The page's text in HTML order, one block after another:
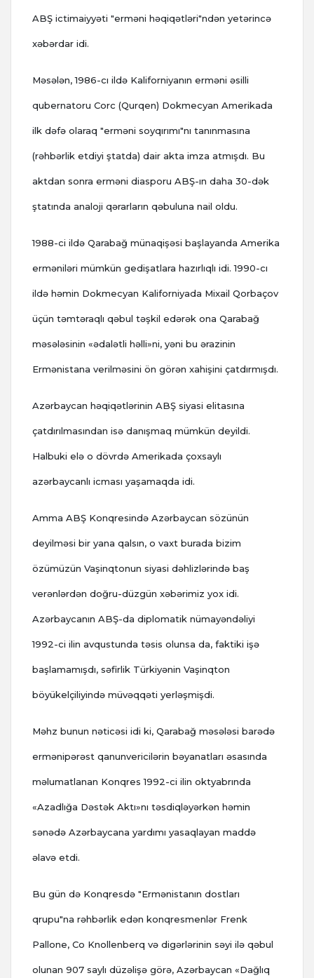
ABŞ ictimaiyyəti "erməni həqiqətləri"ndən yetərincə
xəbərdar idi.
Məsələn, 1986-cı ildə Kaliforniyanın erməni əsilli
qubernatoru Corc (Qurqen) Dokmecyan Amerikada
ilk dəfə olaraq "erməni soyqırımı"nı tanınmasına
(rəhbərlik etdiyi ştatda) dair akta imza atmışdı. Bu
aktdan sonra erməni diasporu ABŞ-ın daha 30-dək
ştatında analoji qərarların qəbuluna nail oldu.
1988-ci ildə Qarabağ münaqişəsi başlayanda Amerika
erməniləri mümkün gedişatlara hazırlıqlı idi. 1990-cı
ildə həmin Dokmecyan Kaliforniyada Mixail Qorbaçov
üçün təmtəraqlı qəbul təşkil edərək ona Qarabağ
məsələsinin «ədalətli həlli»ni, yəni bu ərazinin
Ermənistana verilməsini ön görən xahişini çatdırmışdı.
Azərbaycan həqiqətlərinin ABŞ siyasi elitasına
çatdırılmasından isə danışmaq mümkün deyildi.
Halbuki elə o dövrdə Amerikada çoxsaylı
azərbaycanlı icması yaşamaqda idi.
Amma ABŞ Konqresində Azərbaycan sözünün
deyilməsi bir yana qalsın, o vaxt burada bizim
özümüzün Vaşinqtonun siyasi dəhlizlərində baş
verənlərdən doğru-düzgün xəbərimiz yox idi.
Azərbaycanın ABŞ-da diplomatik nümayəndəliyi
1992-ci ilin avqustunda təsis olunsa da, faktiki işə
başlamamışdı, səfirlik Türkiyənin Vaşinqton
böyükelçiliyində müvəqqəti yerləşmişdi.
Məhz bunun nəticəsi idi ki, Qarabağ məsələsi barədə
ermənipərəst qanunvericilərin bəyanatları əsasında
məlumatlanan Konqres 1992-ci ilin oktyabrında
«Azadlığa Dəstək Aktı»nı təsdiqləyərkən həmin
sənədə Azərbaycana yardımı yasaqlayan maddə
əlavə etdi.
Bu gün də Konqresdə "Ermənistanın dostları
qrupu"na rəhbərlik edən konqresmenlər Frenk
Pallone, Co Knollenberq və digərlərinin səyi ilə qəbul
olunan 907 saylı düzəlişə görə, Azərbaycan «Dağlıq